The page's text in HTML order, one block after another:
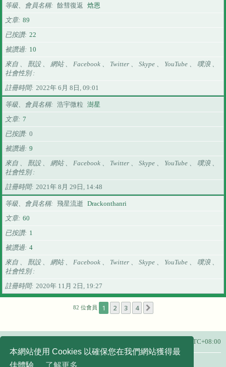
本網站使用 Cookies 以確保您在我們網站獲得最
等級、會員名稱 餘彗復返
焓恩
文章 89
已按讚 22
被讚過
10
來自 、 獸設 、 網站 、 Facebook 、 Twitter 、 Skype 、 YouTube 、 噗浪 、
社會性別
註冊時間
2022年 6月 8日, 09:01
等級、會員名稱 浩宇微粒 澍星
文章 7
已按讚 0
被讚過 9
來自 、 獸設 、 網站 、 Facebook 、 Twitter 、 Skype 、 YouTube 、 噗浪 、
社會性別
註冊時間
2021年 8月 29日, 14:48
等級、會員名稱 飛星流逝 Drackonthanri
文章 60
已按讚
1
被讚過 4
來自 、 獸設 、 網站 、 Facebook 、 Twitter 、 Skype 、 YouTube 、 噗浪 、
社會性別
註冊時間
2020年 11月 2日, 19:27
82 位會員 1 2 3 4
UTC+08:00
友站連結：